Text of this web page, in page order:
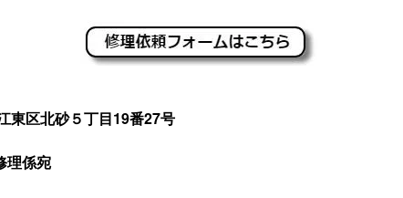
区北砂５丁目19番27号
理係宛